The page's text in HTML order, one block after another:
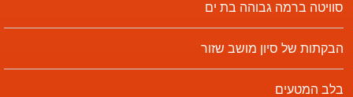
סוויטה ברמה גבוהה בת ים
הבקתות של סיון מושב שזור
בלב המטעים